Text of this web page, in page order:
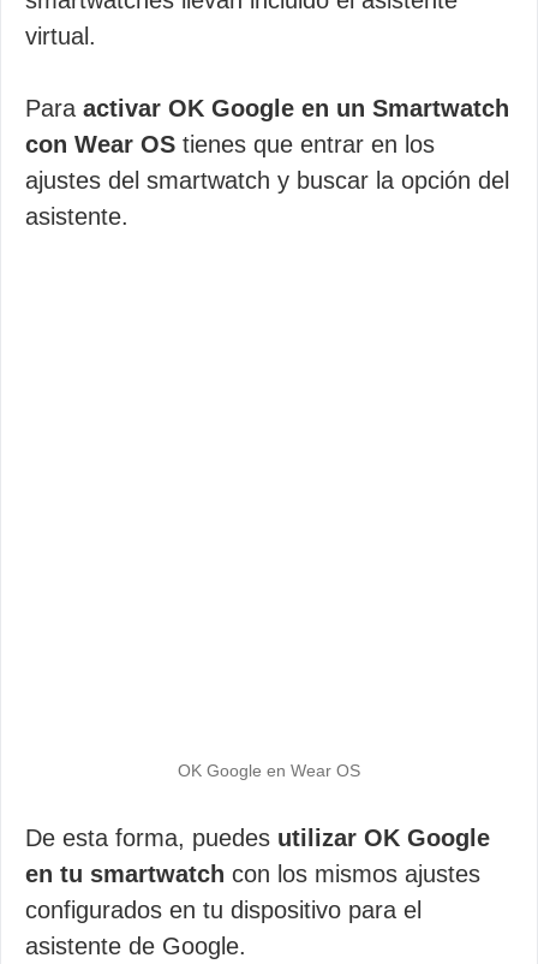
virtual.
Para activar OK Google en un Smartwatch
con Wear OS tienes que entrar en los
ajustes del smartwatch y buscar la opción del
asistente.
OK Google en Wear OS
De esta forma, puedes utilizar OK Google
en tu smartwatch con los mismos ajustes
configurados en tu dispositivo para el
asistente de Google.